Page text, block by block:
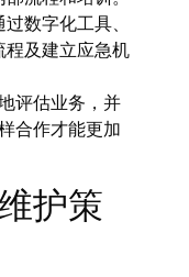
过数字化工具、
程及建立应急机
评估业务，并
合作才能更加
护策